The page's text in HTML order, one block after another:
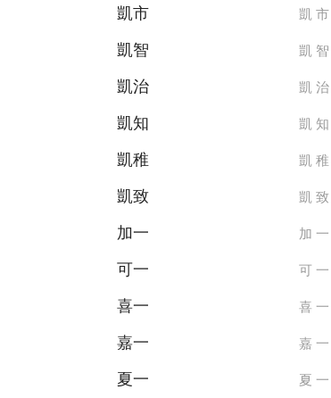
凱市 凱 市
凱智 凱 智
凱治 凱 治
凱知 凱 知
凱稚 凱 稚
凱致 凱 致
加一 加 一
可一 可 一
喜一 喜 一
嘉一 嘉 一
夏一 夏 一